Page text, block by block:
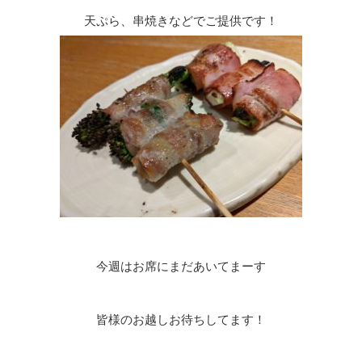
天ぷら、串焼きなどでご提供です！
今週はお席にまだあいてまーす
皆様のお越しお待ちしてます！